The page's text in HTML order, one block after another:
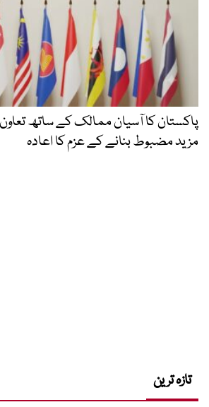
پاکستان کا آسیان ممالک کے ساتھ
مزید مضبوط بنانے کے عزم کا اعادہ
تازہ ترین